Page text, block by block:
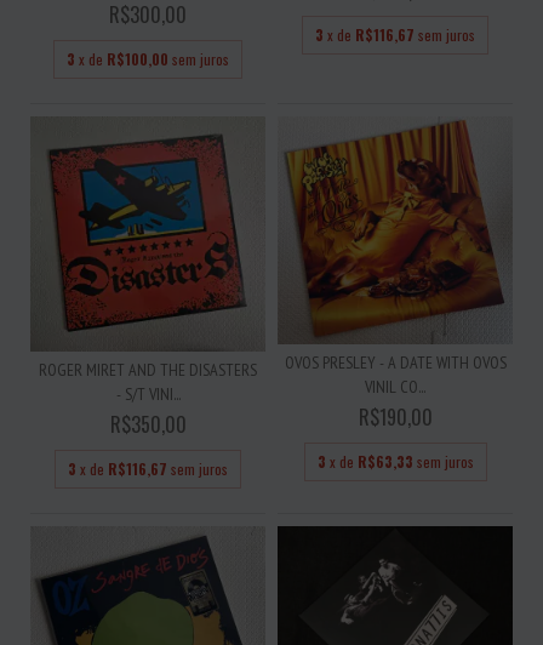
R$300,00
3 x de R$100,00 sem juros
3 x de R$116,67 sem juros
ROGER MIRET AND THE DISASTERS
- S/T VINI...
R$350,00
3 x de R$116,67 sem juros
OVOS PRESLEY - A DATE WITH OVOS
VINIL CO...
R$190,00
3 x de R$63,33 sem juros